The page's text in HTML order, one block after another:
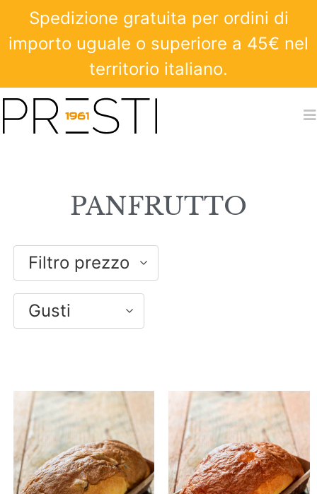
Spedizione gratuita per ordini di
importo uguale o superiore a 45€ nel
territorio italiano.
PANFRUTTO
Filtro prezzo
Gusti